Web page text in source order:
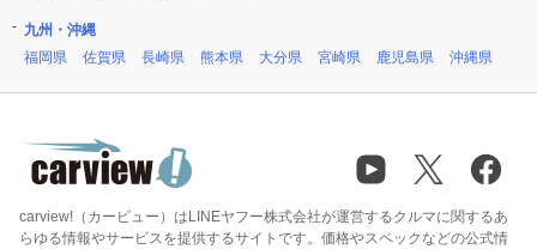
九州・沖縄
福岡県
佐賀県 長崎県 熊本県 大分県 宮崎県 鹿児島県 沖縄県
carview!（カービュー）はLINEヤフー株式会社が運営するクルマに関するあ
らゆる情報やサービスを提供するサイトです。価格やスペックなどの公式情